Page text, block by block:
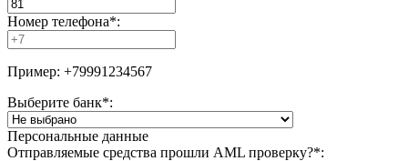
Номер телефона*:
Пример: +79991234567
Выберите банк*:
Персональные данные
Отправляемые средства прошли AML проверку?*: